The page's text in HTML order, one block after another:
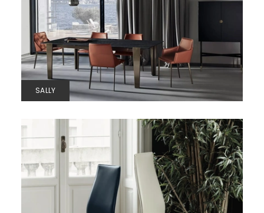
SALLY